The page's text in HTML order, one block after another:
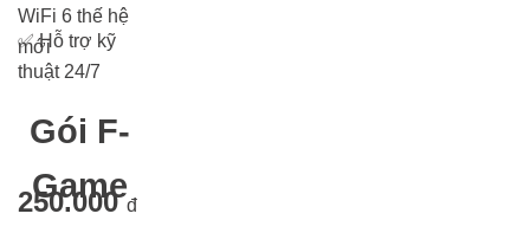
WiFi 6 thế hệ
mới
✅Hỗ trợ kỹ
thuật 24/7
Gói F-
Game
250.000 đ